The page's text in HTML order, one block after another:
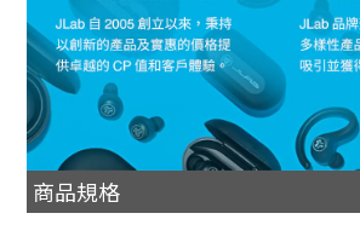
商品規格